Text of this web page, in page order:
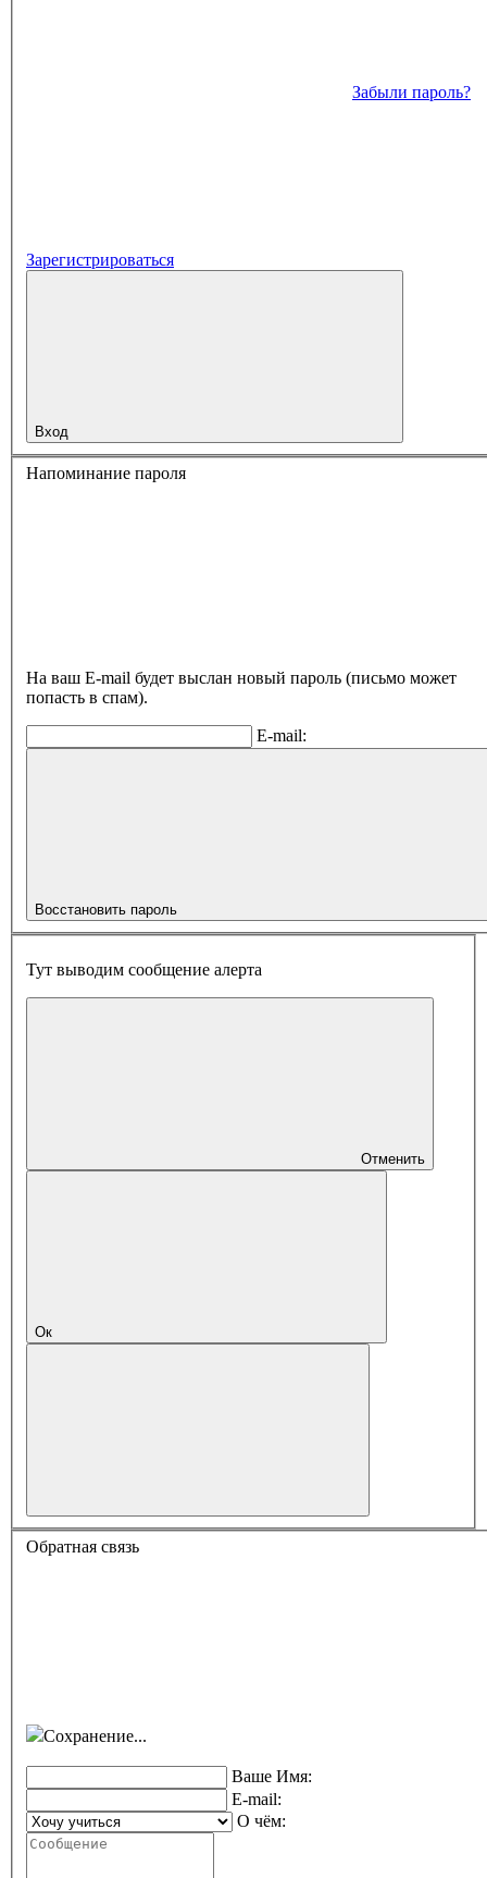
Забыли пароль?
Зарегистрироваться
Вход
Напоминание пароля
На ваш E-mail будет выслан новый пароль (письмо может
попасть в спам).
E-mail:
Восстановить пароль
Тут выводим сообщение алерта
Отменить
Ок
Обратная связь
Сохранение...
Ваше Имя:
E-mail:
О чём: